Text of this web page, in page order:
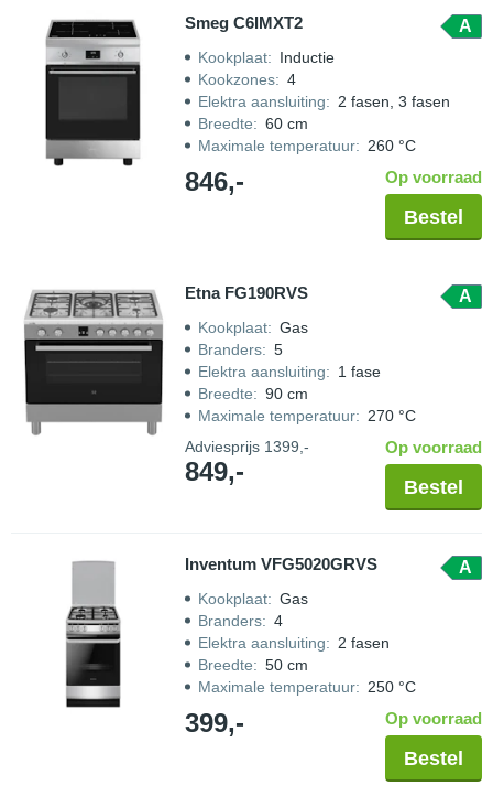
Smeg C6IMXT2 A
Kookplaat: Inductie
Kookzones: 4
Elektra aansluiting: 2 fasen, 3 fasen
Breedte: 60 cm
Maximale temperatuur: 260 °C
846,- Op voorraad
Bestel
Etna FG190RVS A
Kookplaat: Gas
Branders: 5
Elektra aansluiting: 1 fase
Breedte: 90 cm
Maximale temperatuur: 270 °C
Adviesprijs 1399,-
849,-
Op voorraad
Bestel
Inventum VFG5020GRVS A
Kookplaat: Gas
Branders: 4
Elektra aansluiting: 2 fasen
Breedte: 50 cm
Maximale temperatuur: 250 °C
399,- Op voorraad
Bestel